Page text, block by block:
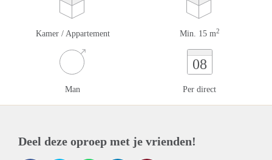
Kamer / Appartement Min. 15 m2
Man
08
Per direct
Deel deze oproep met je vrienden!